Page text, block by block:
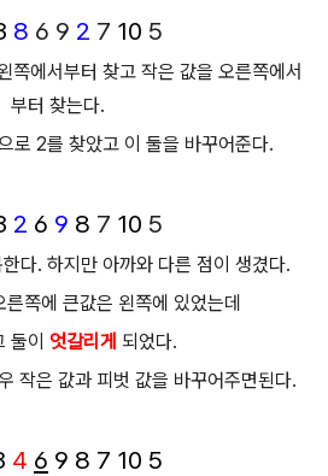
8 6 9 2 7 10 5
쪽에서부터 찾고 작은 값을 오른쪽에서
부터 찾는다.
로 2를 찾았고 이 둘을 바꾸어준다.
2 6 9 8 7 10 5
다. 하지만 아까와 다른 점이 생겼다.
쪽에 큰값은 왼쪽에 있었는데
둘이 엇갈리게 되었다.
작은 값과 피벗 값을 바꾸어주면된다.
4 6 9 8 7 10 5